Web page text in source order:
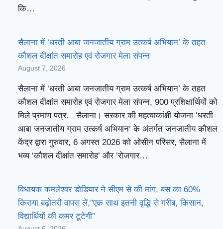
कि…
सैलाना में ‘धरती आबा जनजातीय ग्राम उत्कर्ष अभियान’ के तहत
कौशल दीक्षांत समारोह एवं रोजगार मेला संपन्न
August 7, 2026
सैलाना में ‘धरती आबा जनजातीय ग्राम उत्कर्ष अभियान’ के तहत
कौशल दीक्षांत समारोह एवं रोजगार मेला संपन्न, 900 प्रशिक्षार्थियों को
मिले प्रमाण पत्र. सैलाना। सरकार की महत्वाकांक्षी योजना ‘धरती
आबा जनजातीय ग्राम उत्कर्ष अभियान’ के अंतर्गत जनजातीय कौशल
केंद्र द्वारा गुरुवार, 6 अगस्त 2026 को ओसीन परिसर, सैलाना में
भव्य ‘कौशल दीक्षांत समारोह’ और ‘रोजगार…
विधायक कमलेश्वर डोडियार ने सीएम से की मांग, बस का 60%
किराया बढ़ोतरी वापस लें,”एक साथ इतनी वृद्धि से गरीब, किसान,
विद्यार्थियों की कमर टूटेगी”